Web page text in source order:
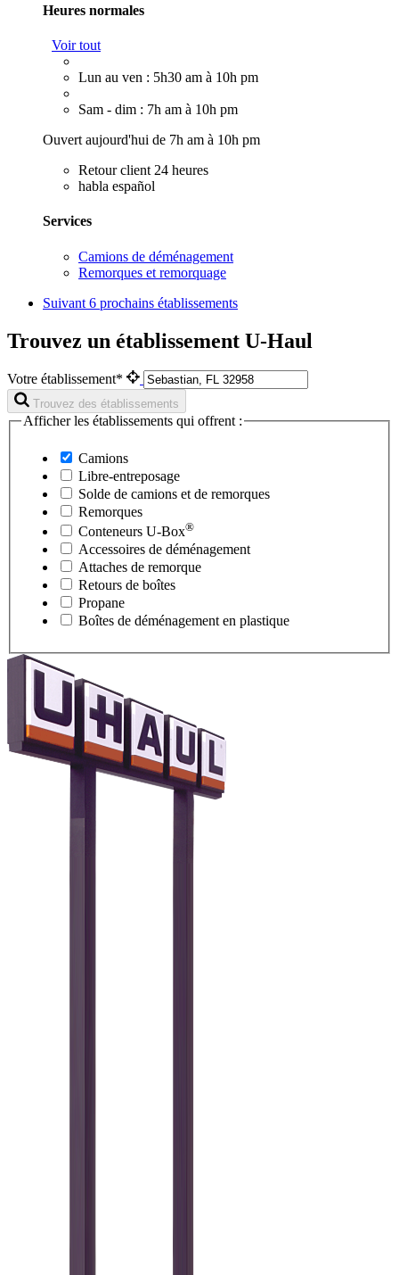
Heures normales
Voir tout
Lun au ven : 5h30 am à 10h pm
Sam - dim : 7h am à 10h pm
Ouvert aujourd'hui de 7h am à 10h pm
Retour client 24 heures
habla español
Services
Camions de déménagement
Remorques et remorquage
Suivant 6 prochains établissements
Trouvez un établissement U-Haul
Votre établissement*
Trouvez des établissements
Afficher les établissements qui offrent :
Camions
Libre-entreposage
Solde de camions et de remorques
Remorques
Conteneurs U-Box®
Accessoires de déménagement
Attaches de remorque
Retours de boîtes
Propane
Boîtes de déménagement en plastique